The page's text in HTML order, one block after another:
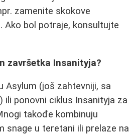
zamenite skokove
Ako bol potraje, konsultujte
završetka Insanityja?
Asylum (još zahtevniji, sa
ili ponovni ciklus Insanityja za
takođe kombinuju
snage u teretani ili prelaze na